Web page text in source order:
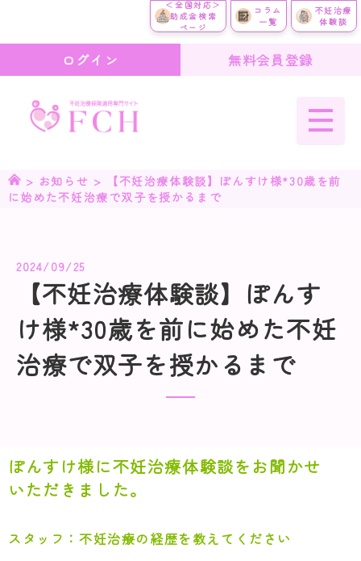
＜全国対応＞
助成金検索
ページ
コラム
一覧
不妊治療
体験談
ログイン 無料会員登録
> お知らせ >
【不妊治療体験談】ぽんすけ様*30歳を前
に始めた不妊治療で双子を授かるまで
2024/09/25
【不妊治療体験談】ぽんす
け様*30歳を前に始めた不妊
治療で双子を授かるまで
ぽんすけ様に不妊治療体験談をお聞かせ
いただきました。
スタッフ： 不妊治療の経歴を教えてください